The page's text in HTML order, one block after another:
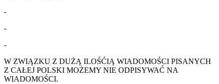
-
-
-
W ZWIĄZKU Z DUŻĄ ILOŚĆIĄ WIADOMOŚCI PISANYCH
Z CAŁEJ POLSKI MOŻEMY NIE ODPISYWAĆ NA
WIADOMOŚCI.